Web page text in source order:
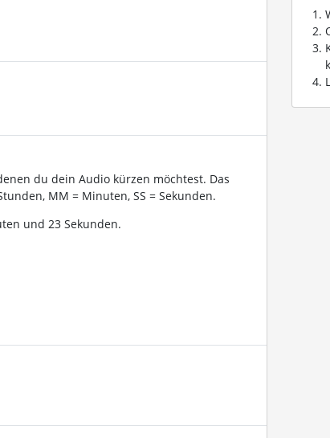
du dein Audio kürzen möchtest. Das
MM = Minuten, SS = Sekunden.
und 23 Sekunden.